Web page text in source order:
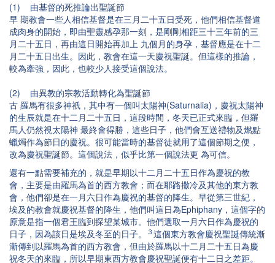
(1) 由基督的死推論出聖誕節
早 期教會一些人相信基督是在三月二十五日受死，他們相信基督道
成肉身的開始，即由聖靈感孕那一刻，是剛剛相距三十三年前的三
月二十五日，再由這日開始再加上 九個月的身孕，基督應是在十二
月二十五日出生。因此，教會在這一天慶祝聖誕。但這樣的推論，
較為牽強，因此，也較少人接受這個說法。
(2) 由異教的宗教活動轉化為聖誕節
古 羅馬有很多神祇，其中有一個叫太陽神(Saturnalia)，慶祝太陽神
的生辰就是在十二月二十五日，這段時間，冬天已正式來臨，但羅
馬人仍然視太陽神 最終會得勝，這些日子，他們會互送禮物及燃點
蠟燭作為節日的慶祝。很可能當時的基督徒就用了這個節期之便，
改為慶祝聖誕節。這個說法，似乎比第一個說法更 為可信。
還有一點需要補充的，就是早期以十二月二十五日作為慶祝的教
會，主要是由羅馬為首的西方教會；而在耶路撒冷及其他的東方教
會，他們卻是在一月六日作為慶祝的基督的降生。早從第三世紀，
埃及的教會就慶祝基督的降生，他們叫這日為Ephiphany，這個字的
原意是指一個君王臨到探望某城市。他們選取一月六日作為慶祝的
日子，因為該日是埃及冬至的日子。
３這個東方教會慶祝聖誕傳統漸
漸傳到以羅馬為首的西方教會，但由於羅馬以十二月二十五日為慶
祝冬天的來臨，所以早期東西方教會慶祝聖誕便有十二日之差距。